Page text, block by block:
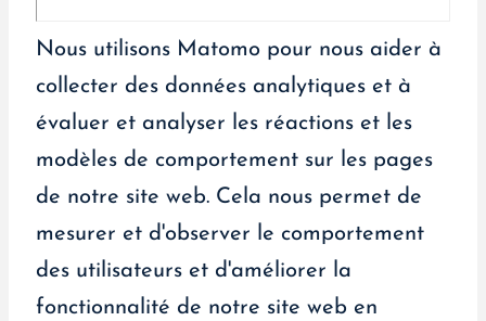
Nous utilisons Matomo pour nous aider à
collecter des données analytiques et à
évaluer et analyser les réactions et les
modèles de comportement sur les pages
de notre site web. Cela nous permet de
mesurer et d'observer le comportement
des utilisateurs et d'améliorer la
fonctionnalité de notre site web en